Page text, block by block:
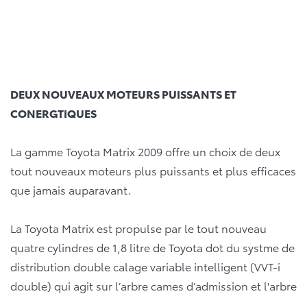
DEUX NOUVEAUX MOTEURS PUISSANTS ET
CONERGTIQUES
La gamme Toyota Matrix 2009 offre un choix de deux
tout nouveaux moteurs plus puissants et plus efficaces
que jamais auparavant.
La Toyota Matrix est propulse par le tout nouveau
quatre cylindres de 1,8 litre de Toyota dot du systme de
distribution double calage variable intelligent (VVT-i
double) qui agit sur l’arbre cames d’admission et l'arbre